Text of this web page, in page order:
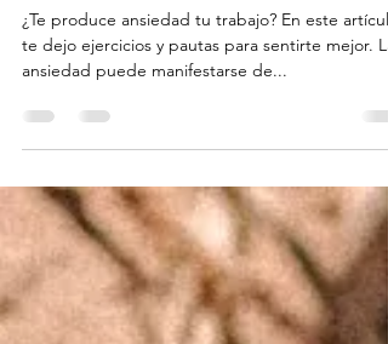
¿Soy suficiente en mi trabajo?
¿Te produce ansiedad tu trabajo? En este artículo
ansiedad puede manifestarse de...